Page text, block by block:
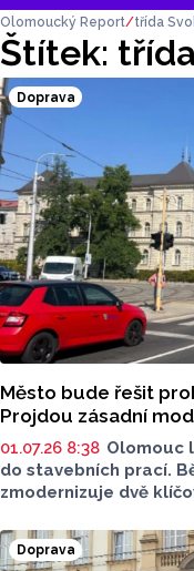
Štítek:
Olomoucký Report třída
Doprava
Město bude řešit
Projdou zásadní
01.07.26 8:38 Olomouc
do stavebních prací.
zmodernizuje dvě
druhou je křižovatka
Hotovo má být v říjnu.
Doprava